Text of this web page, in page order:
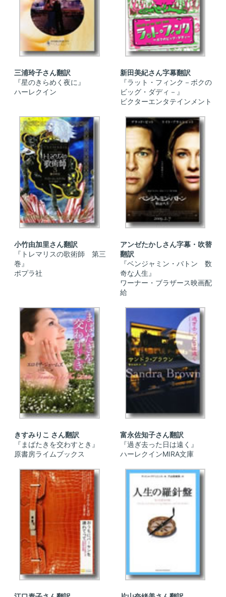
三浦玲子さん翻訳
『星のきらめく夜に』
ハーレクイン
新田美紀さん字幕翻訳
『ラット・フィンク－ボクの
ビッグ・ダディ－』
ビクターエンタテインメント
小竹由加里さん翻訳
『トレマリスの歌術師 第三
巻』
ポプラ社
アンゼたかしさん字幕・吹替
翻訳
『ベンジャミン・バトン 数
奇な人生』
ワーナー・ブラザース映画配
給
きすみりこ さん翻訳
『まばたきを交わすとき』
原書房ライムブックス
富永佐知子さん翻訳
『過ぎ去った日は遠く』
ハーレクインMIRA文庫